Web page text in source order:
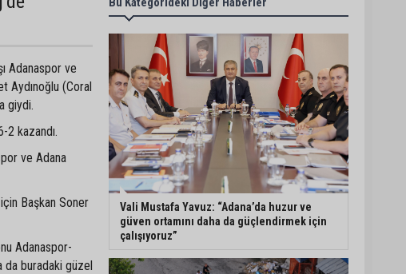
Adanaspor ve
Aydınoğlu (Coral
giydi.
2 kazandı.
ve Adana
Başkan Soner
Adanaspor-
da buradaki güzel
cihazını çalan şüpheli
tutuklandı
Seyhan’da fırın ve
pastanelere hijyen
denetimi gerçekleştirildi
Eski polis memuru Ergün
Karakaya’nın öldürüldüğü
silahlı kavganın
görüntüleri ortaya çıktı
etiket kontrolü
Vali Mustafa Yavuz: “Adana’da huzur ve
güven ortamını daha da güçlendirmek için
çalışıyoruz”